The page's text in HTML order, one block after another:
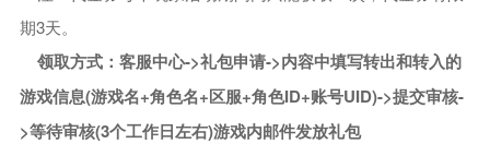
期3天。
领取方式：客服中心->礼包申请->内容中填写转出和转入的
游戏信息(游戏名+角色名+区服+角色ID+账号UID)->提交审核-
>等待审核(3个工作日左右)游戏内邮件发放礼包